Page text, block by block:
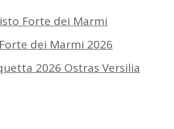
Forte dei Marmi
dei Marmi 2026
2026 Ostras Versilia